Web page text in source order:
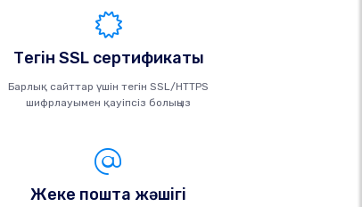
Тегін SSL сертификаты
Барлық сайттар үшін тегін SSL/HTTPS
шифрлауымен қауіпсіз болыңыз
Жеке пошта жәшігі